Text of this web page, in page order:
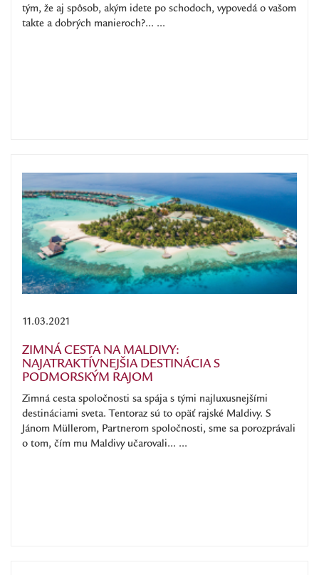
tým, že aj spôsob, akým idete po schodoch, vypovedá o vašom
takte a dobrých manieroch?... ...
11.03.2021
ZIMNÁ CESTA NA MALDIVY:
NAJATRAKTÍVNEJŠIA DESTINÁCIA S
PODMORSKÝM RAJOM
Zimná cesta spoločnosti sa spája s tými najluxusnejšími
destináciami sveta. Tentoraz sú to opäť rajské Maldivy. S
Jánom Müllerom, Partnerom spoločnosti, sme sa porozprávali
o tom, čím mu Maldivy učarovali... ...